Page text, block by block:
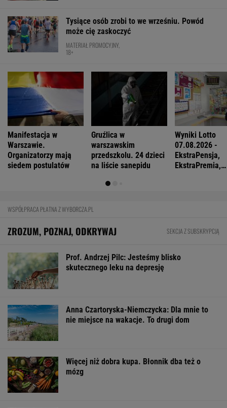
Tysiące osób zrobi to we wrześniu. Powód
może cię zaskoczyć
MATERIAŁ PROMOCYJNY,
18+
Manifestacja w
Warszawie.
Organizatorzy mają
siedem postulatów
Gruźlica w
warszawskim
przedszkolu. 24 dzieci
na liście sanepidu
Wyniki Lotto
07.08.2026 -
EkstraPensja,
EkstraPremia,
WSPÓŁPRACA PŁATNA Z WYBORCZA.PL
ZROZUM, POZNAJ, ODKRYWAJ SEKCJA Z SUBSKRYPCJĄ
Prof. Andrzej Pilc: Jesteśmy blisko
skutecznego leku na depresję
Anna Czartoryska-Niemczycka: Dla mnie to
nie miejsce na wakacje. To drugi dom
Więcej niż dobra kupa. Błonnik dba też o
mózg